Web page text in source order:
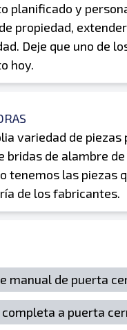
planificado y
propiedad,
Deje que uno de
hoy.
variedad de
bridas de alambre
tenemos las
de los fabricantes.
manual de puerta
a puerta